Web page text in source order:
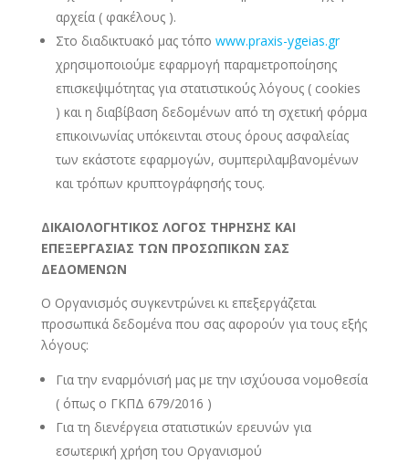
αρχεία ( φακέλους ).
Στο διαδικτυακό μας τόπο www.praxis-ygeias.gr
χρησιμοποιούμε εφαρμογή παραμετροποίησης
επισκεψιμότητας για στατιστικούς λόγους ( cookies
) και η διαβίβαση δεδομένων από τη σχετική φόρμα
επικοινωνίας υπόκεινται στους όρους ασφαλείας
των εκάστοτε εφαρμογών, συμπεριλαμβανομένων
και τρόπων κρυπτογράφησής τους.
ΔΙΚΑΙΟΛΟΓΗΤΙΚΟΣ ΛΟΓΟΣ ΤΗΡΗΣΗΣ ΚΑΙ
ΕΠΕΞΕΡΓΑΣΙΑΣ ΤΩΝ ΠΡΟΣΩΠΙΚΩΝ ΣΑΣ
ΔΕΔΟΜΕΝΩΝ
Ο Οργανισμός συγκεντρώνει κι επεξεργάζεται
προσωπικά δεδομένα που σας αφορούν για τους εξής
λόγους:
Για την εναρμόνισή μας με την ισχύουσα νομοθεσία
( όπως ο ΓΚΠΔ 679/2016 )
Για τη διενέργεια στατιστικών ερευνών για
εσωτερική χρήση του Οργανισμού